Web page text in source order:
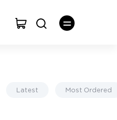
Latest Most Ordered